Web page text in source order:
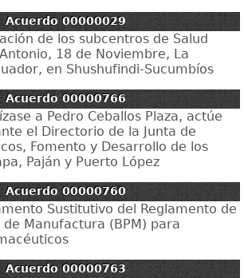
Acuerdo 00000029
de los subcentros de Salud
18 de Noviembre, La
en Shushufindi-Sucumbíos
Acuerdo 00000766
a Pedro Ceballos Plaza, actúe
el Directorio de la Junta de
Fomento y Desarrollo de los
Paján y Puerto López
Acuerdo 00000760
Sustitutivo del Reglamento de
de Manufactura (BPM) para
Acuerdo 00000763